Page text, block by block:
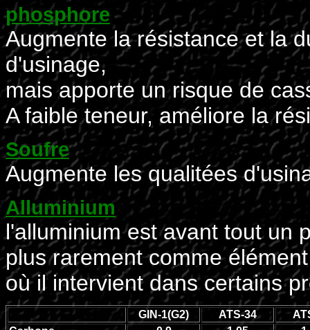
phosphore
Augmente la résistance et la
d'usinage,
mais apporte un risque de
A faible teneur, améliore la
Soufre
Augmente les qualitées
Alluminium
l'alluminium est avant tout un
plus rarement comme
où il intervient dans certains
GIN-1(G2) ATS-34